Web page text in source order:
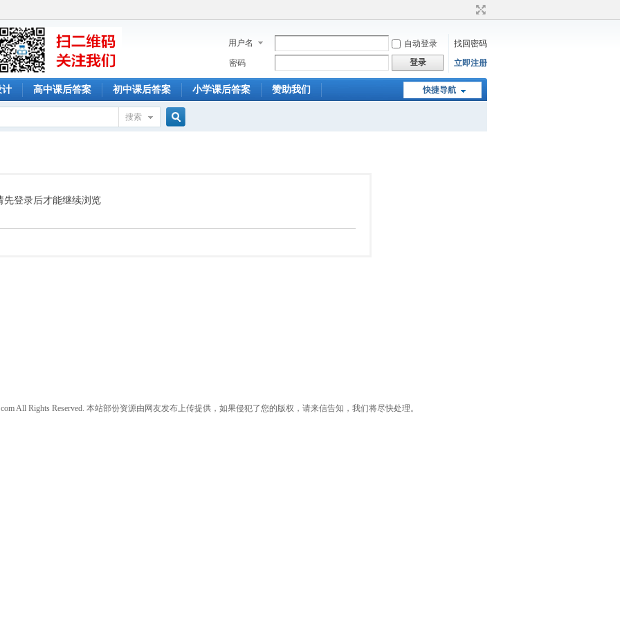
用户名 自动登录
找回密码
密码
登录 立即注册
快捷导航
计 高中课后答案 初中课后答案 小学课后答案 赞助我们
搜索
先登录后才能继续浏览
All Rights Reserved. 本站部份资源由网友发布上传提供，如果侵犯了您的版权，请来信告知，我们将尽快处理。